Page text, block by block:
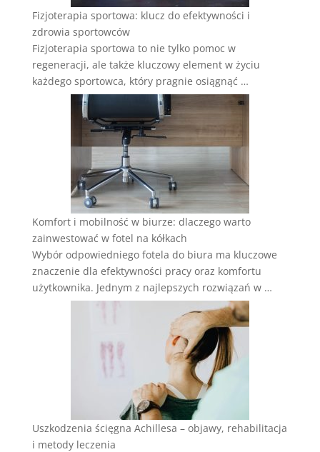
Fizjoterapia sportowa: klucz do efektywności i
zdrowia sportowców
Fizjoterapia sportowa to nie tylko pomoc w
regeneracji, ale także kluczowy element w życiu
każdego sportowca, który pragnie osiągnąć …
Komfort i mobilność w biurze: dlaczego warto
zainwestować w fotel na kółkach
Wybór odpowiedniego fotela do biura ma kluczowe
znaczenie dla efektywności pracy oraz komfortu
użytkownika. Jednym z najlepszych rozwiązań w …
Uszkodzenia ścięgna Achillesa – objawy, rehabilitacja
i metody leczenia